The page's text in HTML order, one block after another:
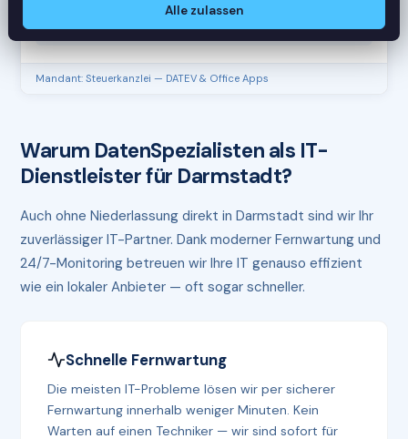
RAM
61%
Mandant: Steuerkanzlei — DATEV & Office Apps
Warum DatenSpezialisten als IT-
Dienstleister für Darmstadt?
Auch ohne Niederlassung direkt in Darmstadt sind wir Ihr
zuverlässiger IT-Partner. Dank moderner Fernwartung und
24/7-Monitoring betreuen wir Ihre IT genauso effizient
wie ein lokaler Anbieter — oft sogar schneller.
Schnelle Fernwartung
Die meisten IT-Probleme lösen wir per sicherer
Fernwartung innerhalb weniger Minuten. Kein
Warten auf einen Techniker — wir sind sofort für
Alle zulassen